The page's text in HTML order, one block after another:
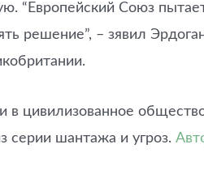
“Европейский Союз
решение”, – зявил
в цивилизованное
серии шантажа и угроз.